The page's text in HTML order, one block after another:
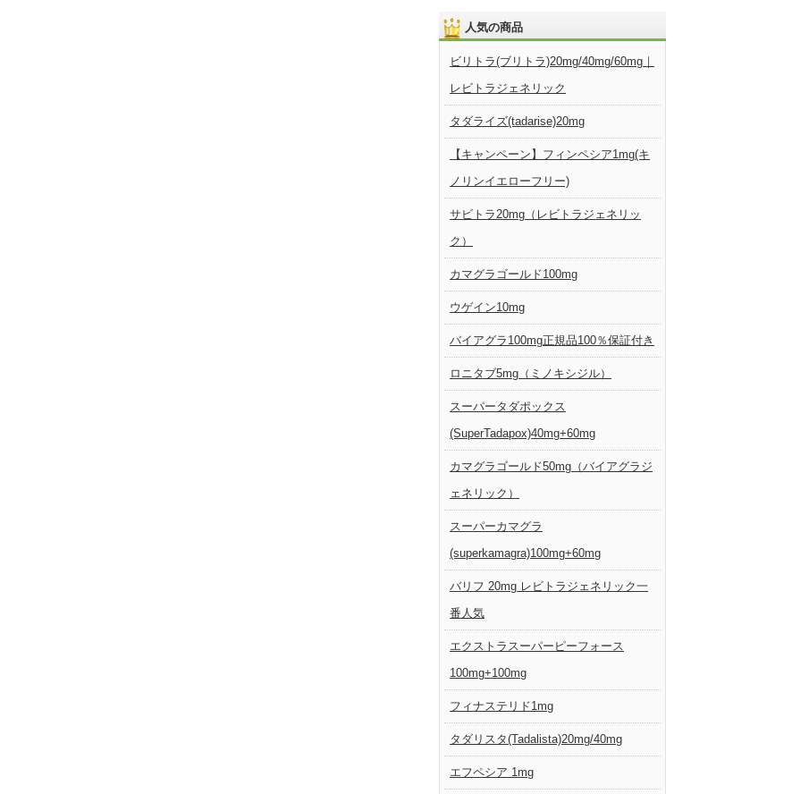
人気の商品
ビリトラ(ブリトラ)20mg/40mg/60mg｜
レビトラジェネリック
タダライズ(tadarise)20mg
【キャンペーン】フィンペシア1mg(キ
ノリンイエローフリー)
サビトラ20mg（レビトラジェネリッ
ク）
カマグラゴールド100mg
ウゲイン10mg
バイアグラ100mg正規品100％保証付き
ロニタブ5mg（ミノキシジル）
スーパータダポックス
(SuperTadapox)40mg+60mg
カマグラゴールド50mg（バイアグラジ
ェネリック）
スーパーカマグラ
(superkamagra)100mg+60mg
バリフ 20mg レビトラジェネリック一
番人気
エクストラスーパーピーフォース
100mg+100mg
フィナステリド1mg
タダリスタ(Tadalista)20mg/40mg
エフペシア 1mg